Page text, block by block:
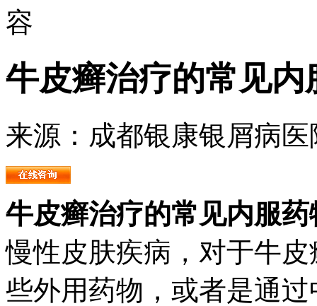
容
牛皮癣治疗的常见内
来源：成都银康银屑病医
牛皮癣治疗的常见内服药
慢性皮肤疾病，对于牛
些外用药物，或者是通